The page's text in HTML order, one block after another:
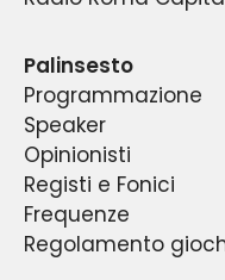
lavori, fra
fenomeno di
Palinsesto
Programmazione
Speaker
Opinionisti
Registi e Fonici
Frequenze
Regolamento